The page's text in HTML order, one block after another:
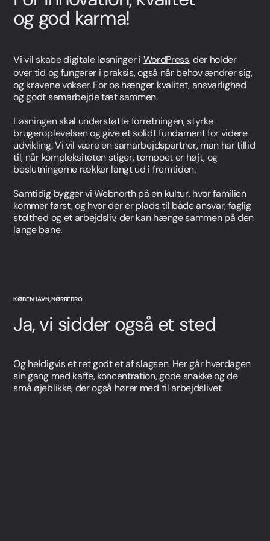
og god karma!
Vi vil skabe digitale løsninger i WordPress, der holder
over tid og fungerer i praksis, også når behov ændrer sig,
og kravene vokser. For os hænger kvalitet, ansvarlighed
og godt samarbejde tæt sammen.
Løsningen skal understøtte forretningen, styrke
brugeroplevelsen og give et solidt fundament for videre
udvikling. Vi vil være en samarbejdspartner, man har tillid
til, når kompleksiteten stiger, tempoet er højt, og
beslutningerne rækker langt ud i fremtiden.
Samtidig bygger vi Webnorth på en kultur, hvor familien
kommer først, og hvor der er plads til både ansvar, faglig
stolthed og et arbejdsliv, der kan hænge sammen på den
lange bane.
KØBENHAVN, NØRREBRO
Ja, vi sidder også et sted
Og heldigvis et ret godt et af slagsen. Her går hverdagen
sin gang med kaffe, koncentration, gode snakke og de
små øjeblikke, der også hører med til arbejdslivet.